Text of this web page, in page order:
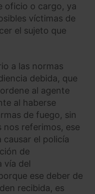
oficio o cargo, ya
víctimas de
el sujeto que
a las normas
debida, que
al agente
al haberse
de fuego, sin
nos referimos, ese
causar el policía
de
vía del
ese deber de
recibida, es